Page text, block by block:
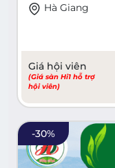
Hà Giang
Giá hội viên
(Giá sàn Hi1 hỗ trợ
hội viên)
-30%